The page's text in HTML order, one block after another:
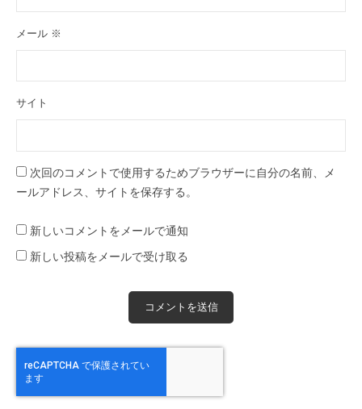
メール ※
サイト
次回のコメントで使用するためブラウザーに自分の名前、メ
ールアドレス、サイトを保存する。
新しいコメントをメールで通知
新しい投稿をメールで受け取る